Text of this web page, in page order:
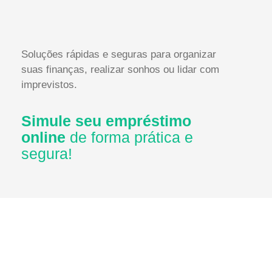
Soluções rápidas e seguras para organizar
suas finanças, realizar sonhos ou lidar com
imprevistos.
Simule seu empréstimo
online de forma prática e
segura!